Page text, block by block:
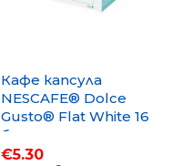
Кафе капсула
NESCAFE® Dolce
Gusto® Flat White 16
бр.
€5.30